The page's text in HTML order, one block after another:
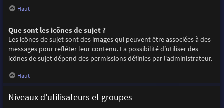
Haut
Que sont les icônes de sujet ?
Les icônes de sujet sont des images qui peuvent être associées à des
messages pour refléter leur contenu. La possibilité d’utiliser des
icônes de sujet dépend des permissions définies par l’administrateur.
Haut
Niveaux d’utilisateurs et groupes